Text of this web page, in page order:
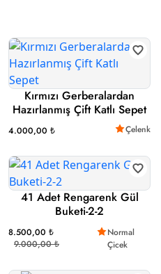
Kırmızı Gerberalardan
Hazırlanmış Çift Katlı Sepet
4.000,00 ₺ Çelenk
41 Adet Rengarenk Gül
Buketi-2-2
8.500,00 ₺
9.000,00 ₺
Normal
Çicek